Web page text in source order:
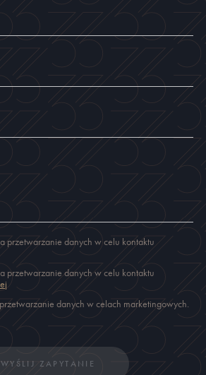
przetwarzanie danych w celu kontaktu
przetwarzanie danych w celu kontaktu
danych w celach marketingowych.
WYŚLIJ ZAPYTANIE